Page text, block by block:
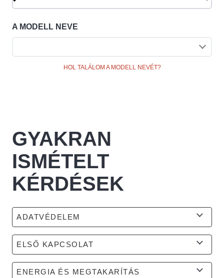
A MODELL NEVE
HOL TALÁLOM A MODELL NEVÉT?
GYAKRAN
ISMÉTELT
KÉRDÉSEK
ADATVÉDELEM
ELSŐ KAPCSOLAT
ENERGIA ÉS MEGTAKARÍTÁS